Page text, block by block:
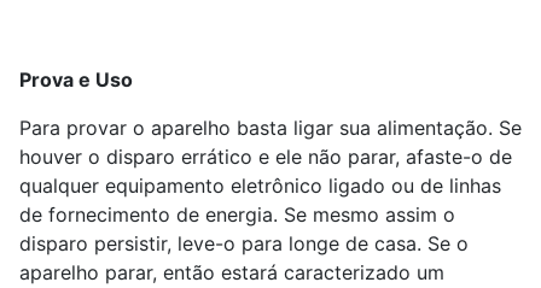
Prova e Uso
Para provar o aparelho basta ligar sua alimentação. Se
houver o disparo errático e ele não parar, afaste-o de
qualquer equipamento eletrônico ligado ou de linhas
de fornecimento de energia. Se mesmo assim o
disparo persistir, leve-o para longe de casa. Se o
aparelho parar, então estará caracterizado um